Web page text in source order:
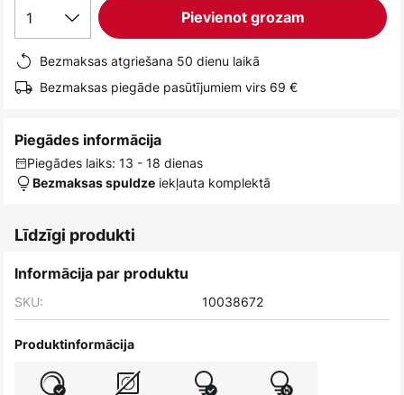
1 Pievienot grozam
Bezmaksas atgriešana 50 dienu laikā
Bezmaksas piegāde pasūtījumiem virs 69 €
Piegādes informācija
Piegādes laiks: 13 - 18 dienas
Bezmaksas spuldze iekļauta komplektā
Līdzīgi produkti
Informācija par produktu
SKU: 10038672
Produktinformācija